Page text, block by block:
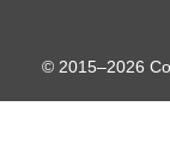
© 2015–2026